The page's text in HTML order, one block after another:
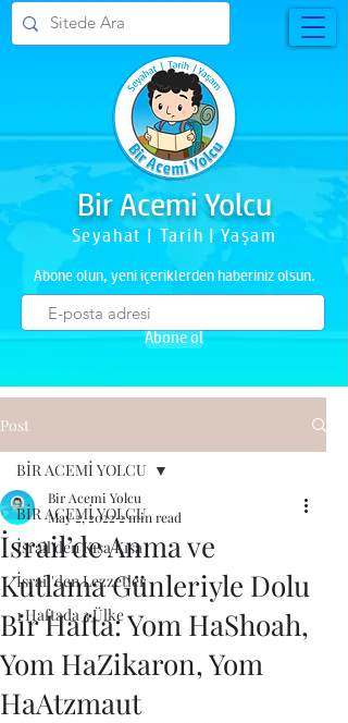
Bir Acemi Yolcu
Seyahat | Tarih | Yaşam
Abone olun, yeni içeriklerden haberiniz olsun.
Abone ol
Post
BİR ACEMİ YOLCU
İsrail'den Kısa Kısa
İsrail'den Lezzetler
1 Haftada 3 Ülke
BİR ACEMİ YOLCU
İsrail’de Anma ve
Kutlama Günleriyle Dolu
Bir Hafta: Yom HaShoah,
Yom HaZikaron, Yom
HaAtzmaut
Bir Acemi Yolcu
May 2, 20222 min read